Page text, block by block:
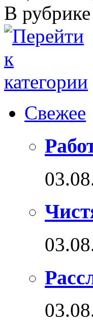
В рубрике
Свежее